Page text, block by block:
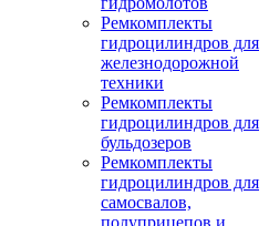
Ремкомплекты
гидроцилиндров для
железнодорожной
техники
Ремкомплекты
гидроцилиндров для
бульдозеров
Ремкомплекты
гидроцилиндров для
самосвалов,
полуприцепов и